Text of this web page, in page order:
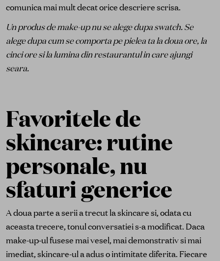
comunica mai mult decat orice descriere scrisa.
Un produs de make-up nu se alege dupa swatch. Se
alege dupa cum se comporta pe pielea ta la doua ore, la
cinci ore si la lumina din restaurantul in care ajungi
seara.
Favoritele de
skincare: rutine
personale, nu
sfaturi generice
A doua parte a serii a trecut la skincare si, odata cu
aceasta trecere, tonul conversatiei s-a modificat. Daca
make-up-ul fusese mai vesel, mai demonstrativ si mai
imediat, skincare-ul a adus o intimitate diferita. Fiecare